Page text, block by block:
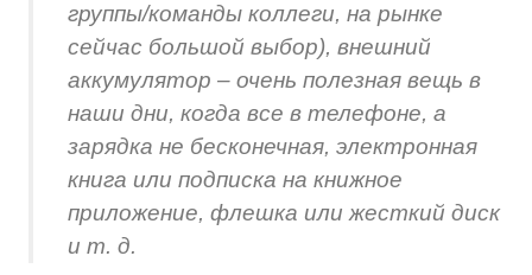
группы/команды коллеги, на рынке
сейчас большой выбор), внешний
аккумулятор – очень полезная вещь в
наши дни, когда все в телефоне, а
зарядка не бесконечная, электронная
книга или подписка на книжное
приложение, флешка или жесткий диск
и т. д.